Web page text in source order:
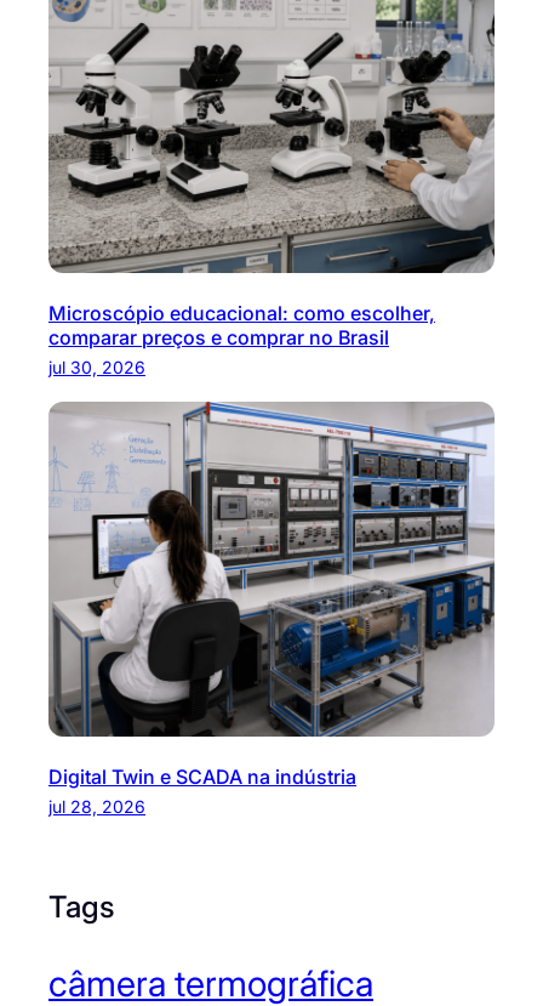
Microscópio educacional: como escolher,
comparar preços e comprar no Brasil
jul 30, 2026
Digital Twin e SCADA na indústria
jul 28, 2026
Tags
câmera termográfica